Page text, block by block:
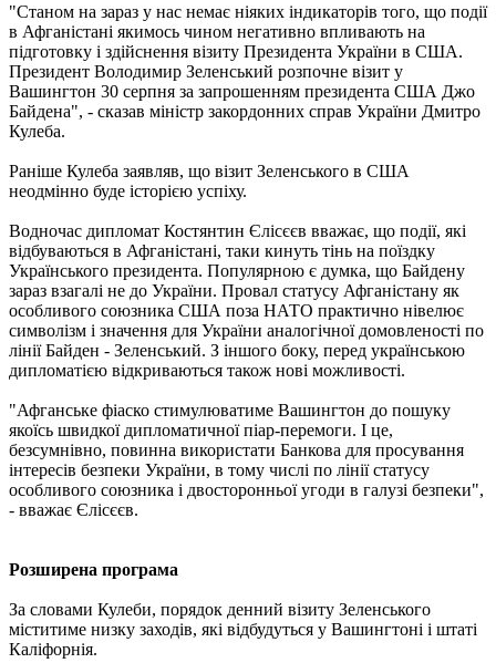
"Станом на зараз у нас немає ніяких індикаторів того, що події
в Афганістані якимось чином негативно впливають на
підготовку і здійснення візиту Президента України в США.
Президент Володимир Зеленський розпочне візит у
Вашингтон 30 серпня за запрошенням президента США Джо
Байдена", - сказав міністр закордонних справ України Дмитро
Кулеба.
Раніше Кулеба заявляв, що візит Зеленського в США
неодмінно буде історією успіху.
Водночас дипломат Костянтин Єлісєєв вважає, що події, які
відбуваються в Афганістані, таки кинуть тінь на поїздку
Українського президента. Популярною є думка, що Байдену
зараз взагалі не до України. Провал статусу Афганістану як
особливого союзника США поза НАТО практично нівелює
символізм і значення для України аналогічної домовленості по
лінії Байден - Зеленський. З іншого боку, перед українською
дипломатією відкриваються також нові можливості.
"Афганське фіаско стимулюватиме Вашингтон до пошуку
якоїсь швидкої дипломатичної піар-перемоги. І це,
безсумнівно, повинна використати Банкова для просування
інтересів безпеки України, в тому числі по лінії статусу
особливого союзника і двосторонньої угоди в галузі безпеки",
- вважає Єлісєєв.
Розширена програма
За словами Кулеби, порядок денний візиту Зеленського
міститиме низку заходів, які відбудуться у Вашингтоні і штаті
Каліфорнія.